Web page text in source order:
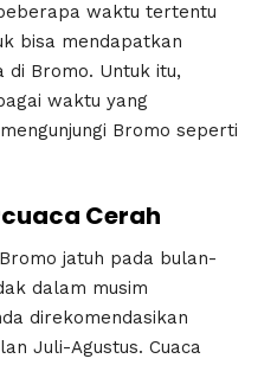
waktu tertentu
bisa mendapatkan
Bromo. Untuk itu,
waktu yang
Bromo seperti
Cerah
jatuh pada bulan-
dalam musim
direkomendasikan
Juli-Agustus. Cuaca